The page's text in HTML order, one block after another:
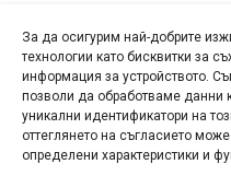
За да осигурим най-добрите
технологии като бисквитки за
информация за устройството.
позволи да обработваме данни
уникални идентификатори на
оттеглянето на съгласието
определени характеристики и
Арт галерия "Мостове"
СЕВЕРОЗАПАДА
ТУРИСТИЧЕСКИ